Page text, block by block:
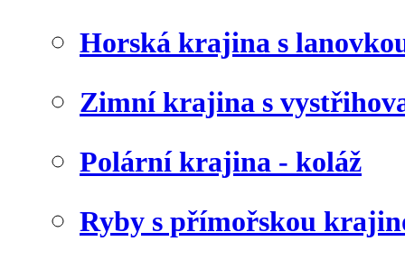
Horská krajina s
Zimní krajina s
Polární krajina - koláž
Ryby s přímořskou